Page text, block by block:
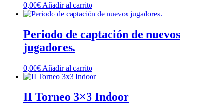
0,00€ Añadir al carrito
Periodo de captación de nuevos
jugadores.
0,00€ Añadir al carrito
II Torneo 3×3 Indoor